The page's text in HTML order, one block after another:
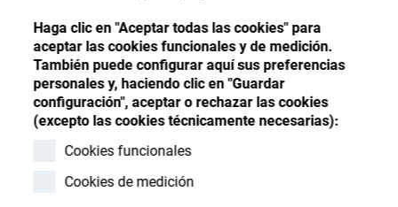
Haga clic en "Aceptar todas las cookies" para
aceptar las cookies funcionales y de medición.
También puede configurar aquí sus preferencias
personales y, haciendo clic en "Guardar
configuración", aceptar o rechazar las cookies
(excepto las cookies técnicamente necesarias):
Cookies funcionales
Cookies de medición
Contacto